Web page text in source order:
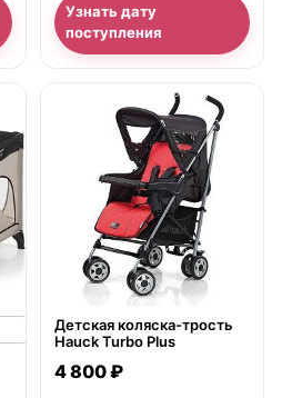
Узнать дату
поступления
нет в продаже
Детская коляска-трость
Hauck Turbo Plus
4 800 ₽